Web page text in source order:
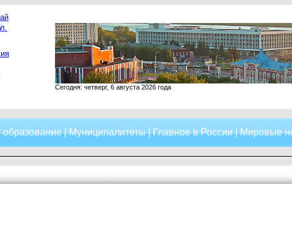
Сегодня: четверг, 6 августа 2026 года
образование|Муниципалитеты|Главное в России|Мировые